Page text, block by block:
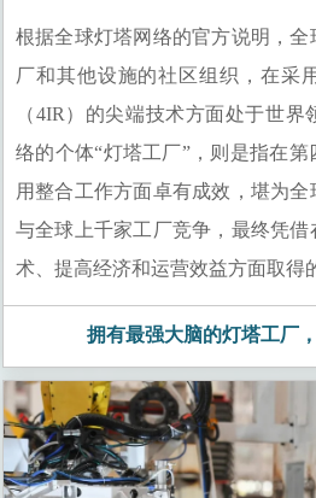
网贷覆盖的第二个领域，我们认
人信贷流向的实体经济。对于实
根据全球灯塔网络的官方说明，
厂和其他设施的社区组织，在采
（4IR）的尖端技术方面处于世
络的个体“灯塔工厂”，则是指在
用整合工作方面卓有成效，堪为
与全球上千家工厂竞争，最终凭
术、提高经济和运营效益方面取得
拥有最强大脑的灯塔工厂